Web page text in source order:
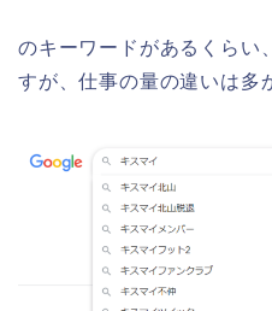
のキーワードがあるくらい
すが、仕事の量の違いは多